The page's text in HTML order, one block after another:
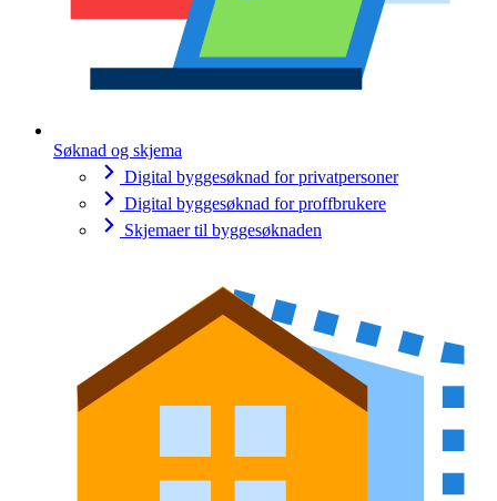
Søknad og skjema
Digital byggesøknad for privatpersoner
Digital byggesøknad for proffbrukere
Skjemaer til byggesøknaden